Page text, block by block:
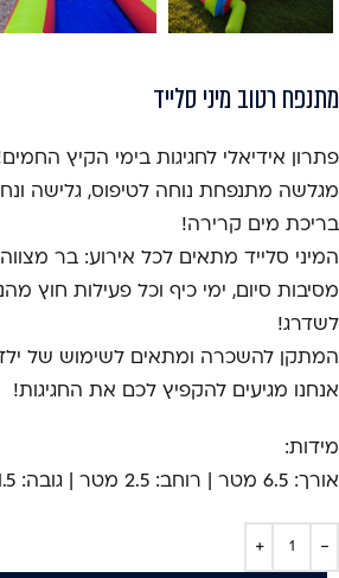
מתנפח רטוב מיני סלייד
פתרון אידיאלי לחגיגות בימי הקיץ
מגלשה מתנפחת נוחה לטיפוס, גלישה
בריכת מים קרירה!
המיני סלייד מתאים לכל אירוע: בר
מסיבות סיום, ימי כיף וכל פעילות חוץ
לשדרג!
המתקן להשכרה ומתאים לשימוש של ילדים
אנחנו מגיעים להקפיץ לכם את החגיגות!
מידות:
אורך: 6.5 מטר | רוחב: 2.5 מטר | גובה: 1.5 מטר